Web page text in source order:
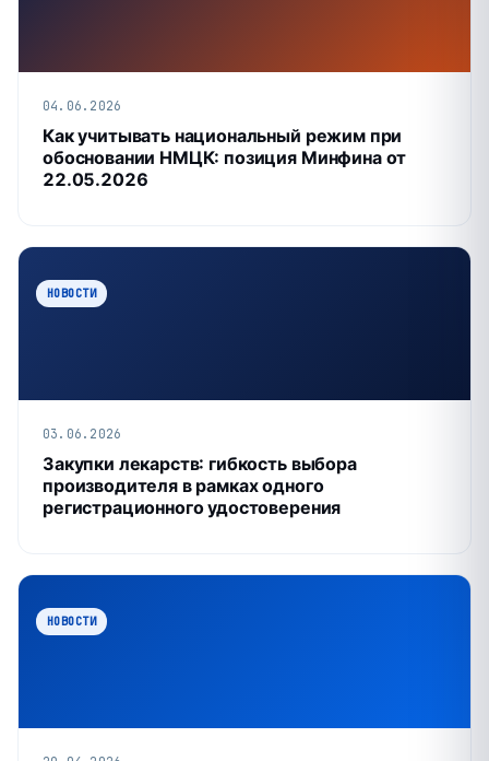
04.06.2026
Как учитывать национальный режим при
обосновании НМЦК: позиция Минфина от
22.05.2026
НОВОСТИ
03.06.2026
Закупки лекарств: гибкость выбора
производителя в рамках одного
регистрационного удостоверения
НОВОСТИ